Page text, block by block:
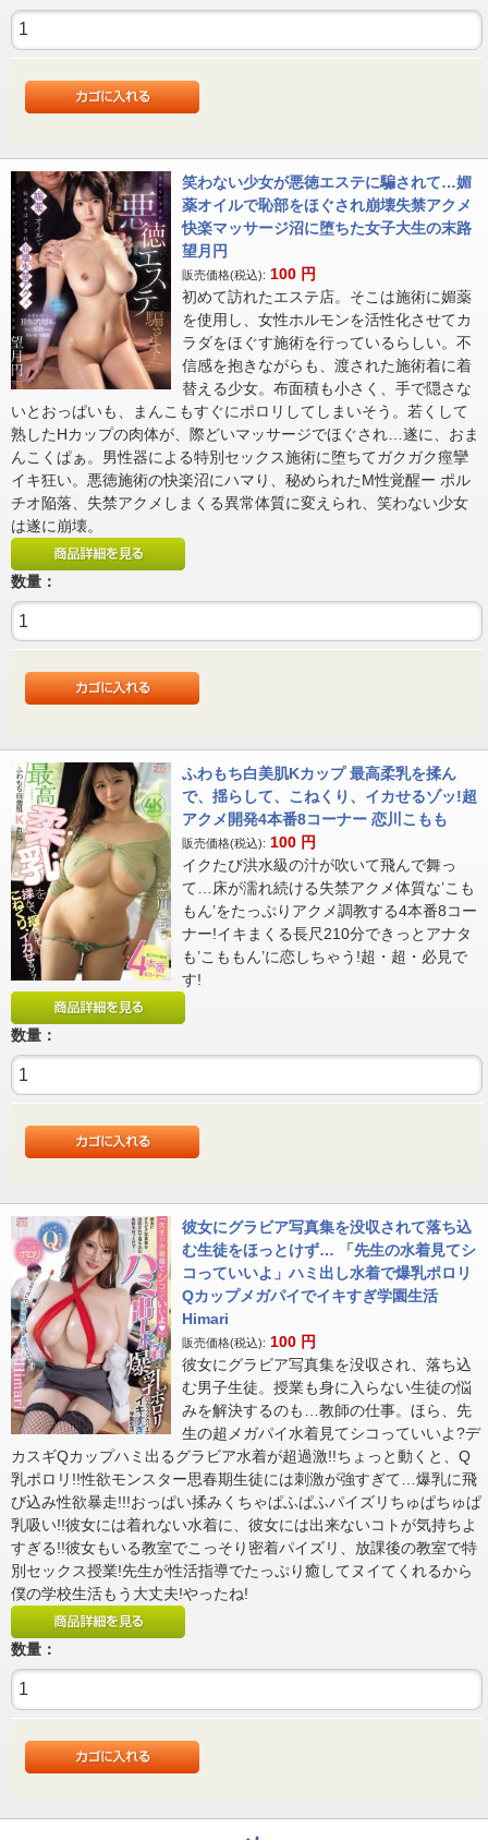
笑わない少女が悪徳エステに騙されて…媚
薬オイルで恥部をほぐされ崩壊失禁アクメ
快楽マッサージ沼に堕ちた女子大生の末路
望月円
販売価格(税込): 100 円
初めて訪れたエステ店。そこは施術に媚薬
を使用し、女性ホルモンを活性化させてカ
ラダをほぐす施術を行っているらしい。不
信感を抱きながらも、渡された施術着に着
替える少女。布面積も小さく、手で隠さな
いとおっぱいも、まんこもすぐにポロリしてしまいそう。若くして
熟したHカップの肉体が、際どいマッサージでほぐされ…遂に、おま
んこくぱぁ。男性器による特別セックス施術に堕ちてガクガク痙攣
イキ狂い。悪徳施術の快楽沼にハマり、秘められたM性覚醒ー ポル
チオ陥落、失禁アクメしまくる異常体質に変えられ、笑わない少女
は遂に崩壊。
数量：
ふわもち白美肌Kカップ 最高柔乳を揉ん
で、揺らして、こねくり、イカせるゾッ!超
アクメ開発4本番8コーナー 恋川こもも
販売価格(税込): 100 円
イクたび洪水級の汁が吹いて飛んで舞っ
て…床が濡れ続ける失禁アクメ体質な’こも
もん’をたっぷりアクメ調教する4本番8コー
ナー!イキまくる長尺210分できっとアナタ
も’こももん’に恋しちゃう!超・超・必見で
す!
数量：
彼女にグラビア写真集を没収されて落ち込
む生徒をほっとけず… 「先生の水着見てシ
コっていいよ」ハミ出し水着で爆乳ポロリ
Qカップメガパイでイキすぎ学園生活
Himari
販売価格(税込): 100 円
彼女にグラビア写真集を没収され、落ち込
む男子生徒。授業も身に入らない生徒の悩
みを解決するのも…教師の仕事。ほら、先
生の超メガパイ水着見てシコっていいよ?デ
カスギQカップハミ出るグラビア水着が超過激!!ちょっと動くと、Q
乳ポロリ!!性欲モンスター思春期生徒には刺激が強すぎて…爆乳に飛
び込み性欲暴走!!!おっぱい揉みくちゃぱふぱふパイズリちゅぱちゅぱ
乳吸い!!彼女には着れない水着に、彼女には出来ないコトが気持ちよ
すぎる!!彼女もいる教室でこっそり密着パイズリ、放課後の教室で特
別セックス授業!先生が性活指導でたっぷり癒してヌイてくれるから
僕の学校生活もう大丈夫!やったね!
数量：